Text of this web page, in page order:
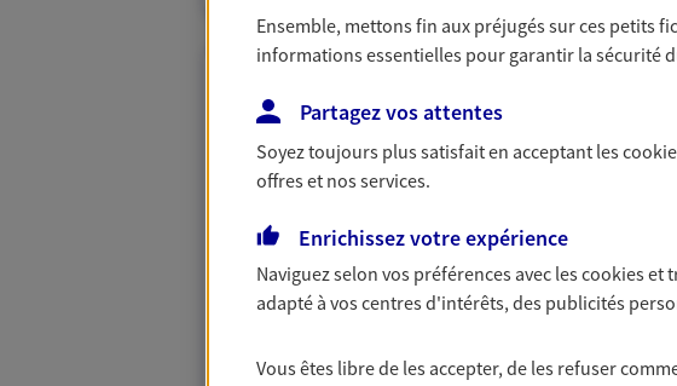
Agent général d'assurance exclusif AXA
Patrimoine
Residence Les 3 Boulangers 15 Place De L Alma,
Horaires :Fermé
Ouvre demain à 09:00
Ensemble, mettons fin aux préjugés sur ces petits
informations essentielles pour garantir la sécurité
Partagez vos attentes
Soyez toujours plus satisfait en acceptant les
offres et nos services.
Enrichissez votre expérience
Naviguez selon vos préférences avec lescookies et
adapté à vos centres d'intérêts, des publicités
Vous êtes libre de les accepter, de les refuser